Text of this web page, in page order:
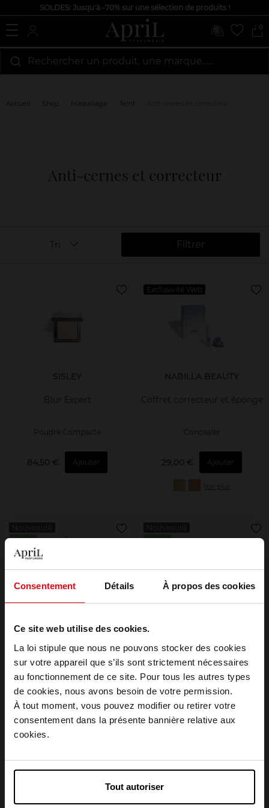
Consentement Détails À propos des cookies
Ce site web utilise des cookies.
La loi stipule que nous ne pouvons stocker des cookies
sur votre appareil que s’ils sont strictement nécessaires
au fonctionnement de ce site. Pour tous les autres types
de cookies, nous avons besoin de votre permission.
À tout moment, vous pouvez modifier ou retirer votre
consentement dans la présente bannière relative aux
cookies.
Tout autoriser
SOLDES: Jusqu'à -70% sur une sélection de produits !
0
Rechercher un produit, une marque…...
Accueil Shop Maquillage Teint
Anti-cernes et correcteur
Filtrer
Tri
SISLEY
Blur Expert
Poudre Compacte
84,50 € Ajouter
Exclusivité Web
NABILLA BEAUTY
Coffret correcteur et éponge
Concealer
29,00 € Ajouter
Voir plus
Vegan
ENLUMINEUR
Enlumineur
14,50 €
Vegan
TEINT CORRECTRICE ANTI-
ROUGEURS
Choisissez votre pays
April Belgique